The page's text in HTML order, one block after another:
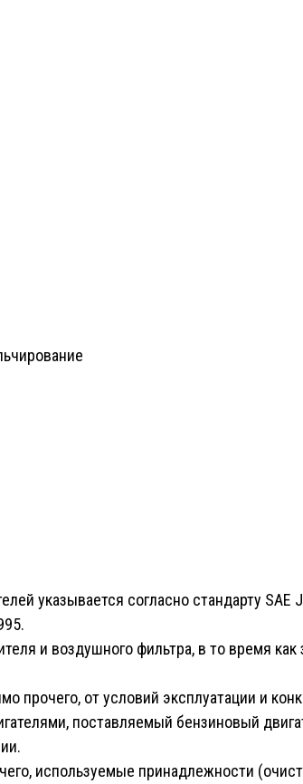
указывается согласно стандарту SAE
и воздушного фильтра, в то время
прочего, от условий эксплуатации и
поставляемый бензиновый
используемые принадлежности